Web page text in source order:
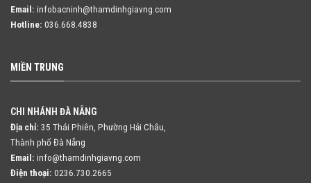
Email: infobacninh@thamdinhgiavng.com
Hotline: 036.668.4838
MIỀN TRUNG
CHI NHÁNH ĐÀ NẴNG
Địa chỉ: 35 Thái Phiên, Phường Hải Châu,
Thành phố Đà Nẵng
Email: info@thamdinhgiavng.com
Điện thoại: 0236.730.2665